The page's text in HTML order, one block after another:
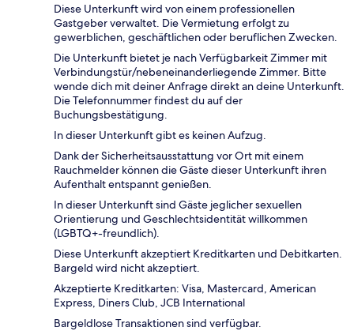
Diese Unterkunft wird von einem professionellen
Gastgeber verwaltet. Die Vermietung erfolgt zu
gewerblichen, geschäftlichen oder beruflichen Zwecken.
Die Unterkunft bietet je nach Verfügbarkeit Zimmer mit
Verbindungstür/nebeneinanderliegende Zimmer. Bitte
wende dich mit deiner Anfrage direkt an deine Unterkunft.
Die Telefonnummer findest du auf der
Buchungsbestätigung.
In dieser Unterkunft gibt es keinen Aufzug.
Dank der Sicherheitsausstattung vor Ort mit einem
Rauchmelder können die Gäste dieser Unterkunft ihren
Aufenthalt entspannt genießen.
In dieser Unterkunft sind Gäste jeglicher sexuellen
Orientierung und Geschlechtsidentität willkommen
(LGBTQ+-freundlich).
Diese Unterkunft akzeptiert Kreditkarten und Debitkarten.
Bargeld wird nicht akzeptiert.
Akzeptierte Kreditkarten: Visa, Mastercard, American
Express, Diners Club, JCB International
Bargeldlose Transaktionen sind verfügbar.